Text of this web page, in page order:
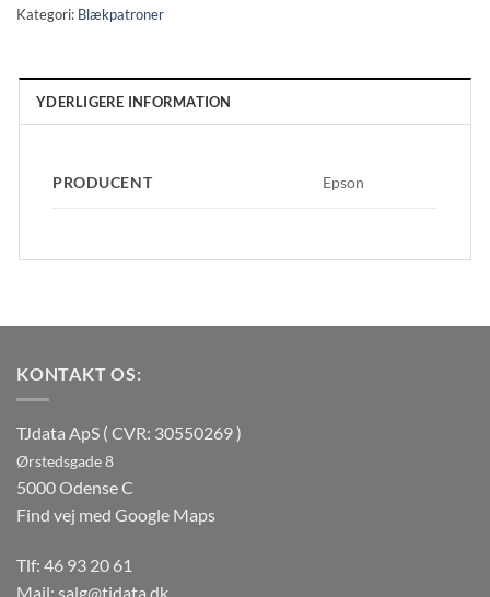
Kategori: Blækpatroner
YDERLIGERE INFORMATION
PRODUCENT Epson
KONTAKT OS:
TJdata ApS ( CVR: 30550269 )
Ørstedsgade 8
5000 Odense C
Find vej med Google Maps
Tlf: 46 93 20 61
Mail: salg@tjdata.dk